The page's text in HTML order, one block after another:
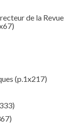
de la Revue
(p.1x217)